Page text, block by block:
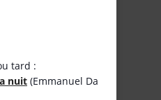
tard :
nuit (Emmanuel Da